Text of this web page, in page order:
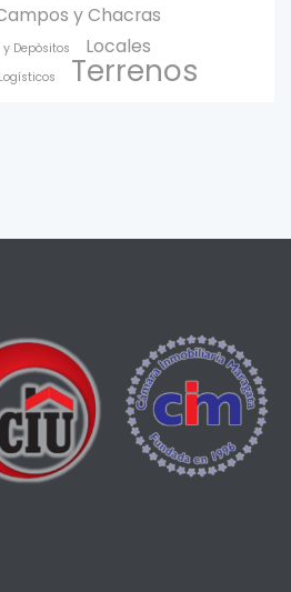
y Chacras
Depòsitos
Locales
Terrenos